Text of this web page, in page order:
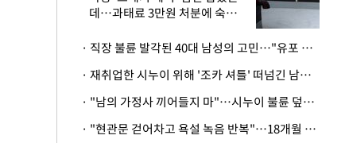
데…과태료 3만원 처분에 숙박업
· 직장 불륜 발각된 40대 남성의 고민…"유포 동료 명예훼손·협박죄 고소 가능할까"
· 재취업한 시누이 위해 '조카 셔틀' 떠넘긴 남편…아내 "난 못한다"
· "남의 가정사 끼어들지 마"…시누이 불륜 덮으려는 남편에 억울한 아내
· "현관문 걷어차고 욕설 녹음 반복"…18개월 아기 키우는 집 뒤흔든 '앞집의 비극'